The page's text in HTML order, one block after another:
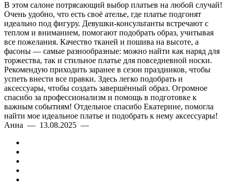
В этом салоне потрясающий выбор платьев на любой случай!
Очень удобно, что есть своё ателье, где платье подгонят
идеально под фигуру. Девушки-консультанты встречают с
теплом и вниманием, помогают подобрать образ, учитывая
все пожелания. Качество тканей и пошива на высоте, а
фасоны — самые разнообразные: можно найти как наряд для
торжества, так и стильное платье для повседневной носки.
Рекомендую приходить заранее в сезон праздников, чтобы
успеть внести все правки. Здесь легко подобрать и
аксессуары, чтобы создать завершённый образ. Огромное
спасибо за профессионализм и помощь в подготовке к
важным событиям! Отдельное спасибо Екатерине, помогла
найти мое идеальное платье и подобрать к нему аксессуары!
Анна — 13.08.2025 —